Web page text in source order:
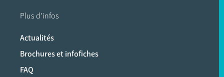
Plus d'infos
Actualités
Brochures et infofiches
FAQ